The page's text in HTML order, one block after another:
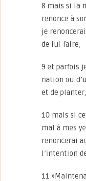
8 mais si la
renonce à
je
de lui faire;
9 et parfois
nation ou
et de planter,
10 mais si
mal à mes
renoncerai
l’intention
11